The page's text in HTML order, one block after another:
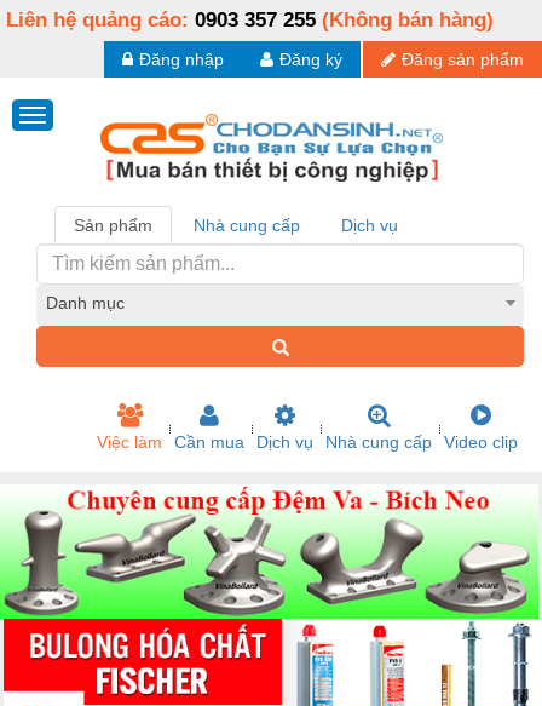
Liên hệ quảng cáo: 0903 357 255 (Không bán hàng)
Đăng sản phẩm
Đăng ký
Đăng nhập
Sản phẩm Nhà cung cấp Dịch vụ
Danh mục
Việc làm Cần mua Dịch vụ Nhà cung cấp Video clip